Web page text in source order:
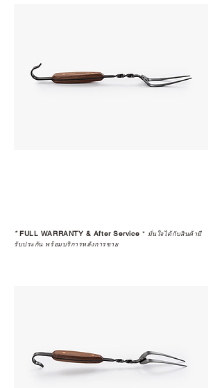
*FULL WARRANTY & After Service * มั่นใจได้กับสินค้ามี
รับประกัน พร้อมบริการหลังการขาย